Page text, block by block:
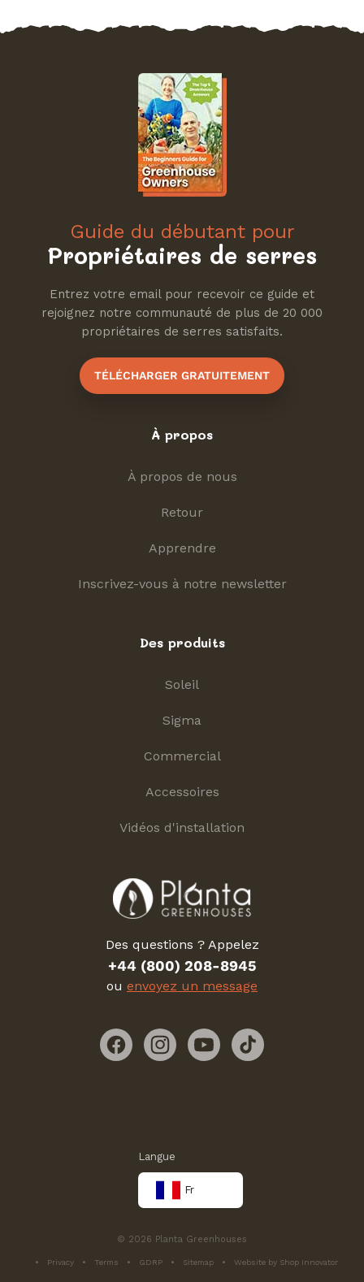
Guide du débutant pour
Propriétaires de serres
Entrez votre email pour recevoir ce guide et
rejoignez notre communauté de plus de 20 000
propriétaires de serres satisfaits.
TÉLÉCHARGER GRATUITEMENT
À propos
À propos de nous
Retour
Apprendre
Inscrivez-vous à notre newsletter
Des produits
Soleil
Sigma
Commercial
Accessoires
Vidéos d'installation
Des questions ? Appelez
+44 (800) 208-8945
ou envoyez un message
FacebookInstagramYouTubeTikTok
Langue
Fr
© 2026 Planta Greenhouses
Privacy Terms GDRP Sitemap Website by Shop Innovator